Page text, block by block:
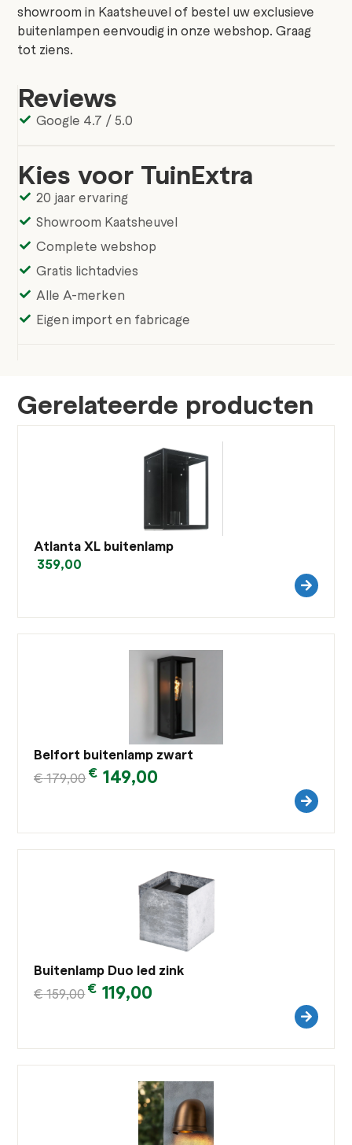
showroom in Kaatsheuvel of bestel uw exclusieve
buitenlampen eenvoudig in onze webshop. Graag
tot ziens.
Reviews
Google 4.7 / 5.0
Kies voor TuinExtra
20 jaar ervaring
Showroom Kaatsheuvel
Complete webshop
Gratis lichtadvies
Alle A-merken
Eigen import en fabricage
Gerelateerde producten
Atlanta XL buitenlamp
359,00
Belfort buitenlamp zwart
€179,00€ 149,00
Buitenlamp Duo led zink
€159,00€ 119,00